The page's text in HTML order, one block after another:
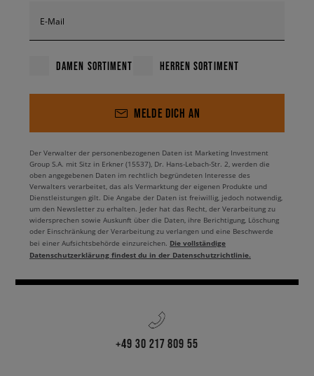
E-Mail
DAMEN SORTIMENT HERREN SORTIMENT
MELDE DICH AN
Der Verwalter der personenbezogenen Daten ist Marketing Investment
Group S.A. mit Sitz in Erkner (15537), Dr. Hans-Lebach-Str. 2, werden die
oben angegebenen Daten im rechtlich begründeten Interesse des
Verwalters verarbeitet, das als Vermarktung der eigenen Produkte und
Dienstleistungen gilt. Die Angabe der Daten ist freiwillig, jedoch notwendig,
um den Newsletter zu erhalten. Jeder hat das Recht, der Verarbeitung zu
widersprechen sowie Auskunft über die Daten, ihre Berichtigung, Löschung
oder Einschränkung der Verarbeitung zu verlangen und eine Beschwerde
bei einer Aufsichtsbehörde einzureichen. Die vollständige
Datenschutzerklärung findest du in der Datenschutzrichtlinie.
+49 30 217 809 55